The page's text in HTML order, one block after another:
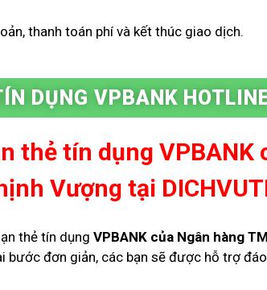
thanh toán phí và kết thúc giao dịch.
DỤNG VPBANK
thẻ tín dụng VPBANK
Vượng tại
thẻ tín dụng VPBANK của Ngân hàng
bước đơn giản, các bạn sẽ được hỗ trợ